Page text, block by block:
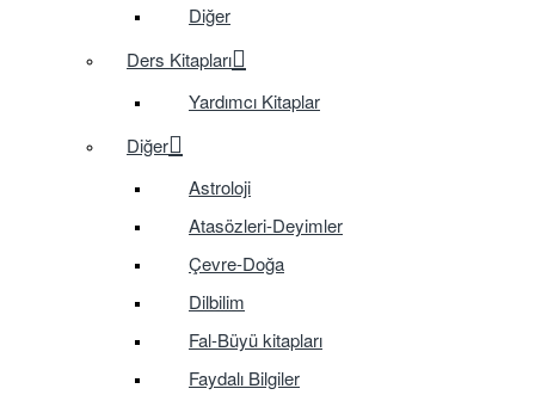
Diğer
Ders Kitapları
Yardımcı Kitaplar
Diğer
Astroloji
Atasözleri-Deyimler
Çevre-Doğa
Dilbilim
Fal-Büyü kitapları
Faydalı Bilgiler